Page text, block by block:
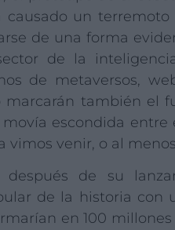
causado un
de una forma
de la
de metaversos,
marcarán también el
escondida
vimos venir, o al
después de su
de la historia con
en 100